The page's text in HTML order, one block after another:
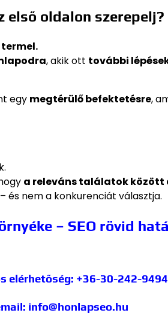
első oldalon szerepelj?
, akik ott további
egy megtérülő befektetésre,
a releváns találatok között
– és nem a konkurenciát választja.
– SEO rövid
elérhetőség: +36-30-242-9494
info@honlapseo.hu